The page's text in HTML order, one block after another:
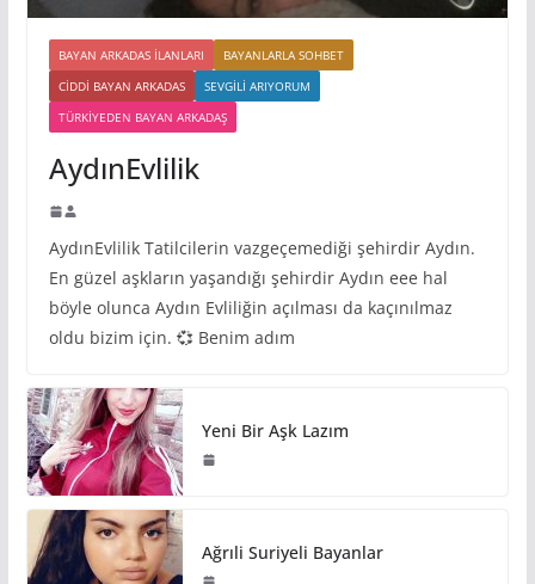
BAYAN ARKADAS ILANLARI
BAYANLARLA SOHBET
CIDDI BAYAN ARKADAS
SEVGILI ARIYORUM
TÜRKIYEDEN BAYAN ARKADAŞ
AydınEvlilik
AydınEvlilik Tatilcilerin vazgeçemediği şehirdir Aydın.
En güzel aşkların yaşandığı şehirdir Aydın eee hal
böyle olunca Aydın Evliliğin açılması da kaçınılmaz
oldu bizim için. 💞 Benim adım
Yeni Bir Aşk Lazım
Ağrıli Suriyeli Bayanlar